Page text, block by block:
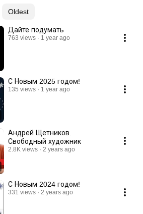
Oldest
Дайте подумать
763 views 1 year ago
С Новым 2025 годом!
135 views 1 year ago
Андрей Щетников.
Свободный художник
2.8K views 2 years ago
С Новым 2024 годом!
331 views 2 years ago